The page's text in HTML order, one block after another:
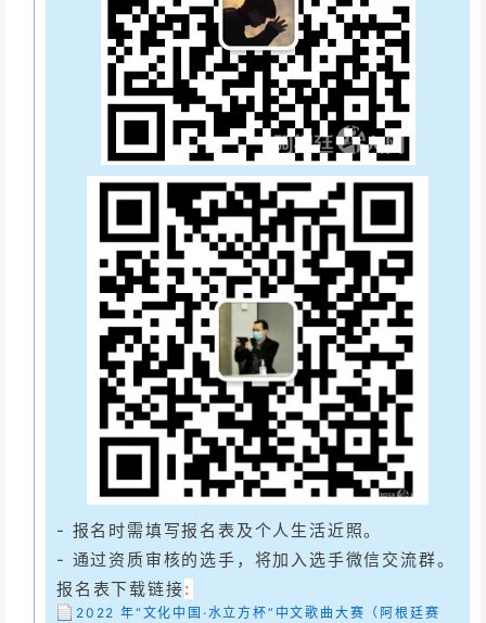
- 报名时需填写报名表及个人生活近照。
- 通过资质审核的选手，将加入选手微信交流群。
报名表下载链接:
2022 年“文化中国·水立方杯”中文歌曲大赛（阿根廷赛